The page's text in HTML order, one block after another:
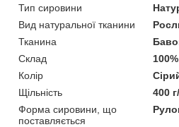
Тип сировини
Вид натуральної тканини
Тканина
Склад
Колір
Щільність
400
Форма сировини, що
поставляється